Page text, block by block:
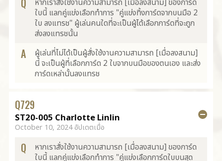
หากเราสั่งใช้งานความสามารถ [เมื่อลงสนาม] ของการ์ด
ใบนี้ แลกคู่แข่งเลือกทำการ "คู่แข่งทิ้งการ์ดจากบนมือ 2
ใบ ลงแทรช" ผู้เล่นคนใดที่จะเป็นผู้ได้เลือกการ์ดที่จะถูก
ส่งลงแทรชนั้น
A
ผู้เล่นที่ไม่ได้เป็นผู้สั่งใช้งานความสามารถ [เมื่อลงสนาม]
นี้ จะเป็นผู้ที่เลือกการ์ด 2 ใบจากบนมือของตนเอง และส่ง
การ์ดเหล่านั้นลงแทรช
Q729
ST20-005 Charlotte Linlin
October 10, 2024 อัปเดตเมื่อ
Q
หากเราสั่งใช้งานความสามารถ [เมื่อลงสนาม] ของการ์ด
ใบนี้ แลกคู่แข่งเลือกทำการ "คู่แข่งเลือกการ์ดใบบนสุด